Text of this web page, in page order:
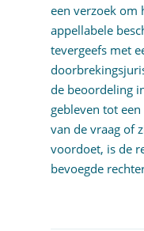
een verzoek om
appellabele
tevergeefs met
de beoordeling
gebleven tot
van de vraag of
voordoet, is de
bevoegde